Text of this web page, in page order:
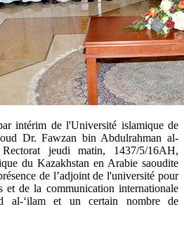
intérim de l'Université islamique de
Dr. Fawzan bin Abdulrahman al-
jeudi matin, 1437/5/16AH,
du Kazakhstan en Arabie saoudite
de l’adjoint de l'université pour
et de la communication internationale
al-‘ilam et un certain nombre de